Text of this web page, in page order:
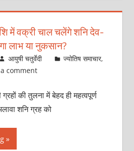
में वक्री चाल चलेंगे शनि देव-
लाभ या नुकसान?
आयुषी चतुर्वेदी ज्योतिष समाचार,
comment
की तुलना में बेहद ही महत्वपूर्ण
शनि ग्रह को